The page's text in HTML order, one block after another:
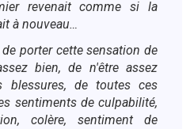
revenait comme si la
à nouveau…
porter cette sensation de
bien, de n'être assez
blessures, de toutes ces
sentiments de culpabilité,
colère, sentiment de